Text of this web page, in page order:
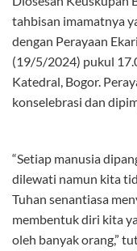
tahbisan imamatnya
dengan Perayaan
(19/5/2024) pukul
Katedral, Bogor.
konselebrasi dan
“Setiap manusia
dilewati namun kita
Tuhan senantiasa
membentuk diri kita
oleh banyak orang,”